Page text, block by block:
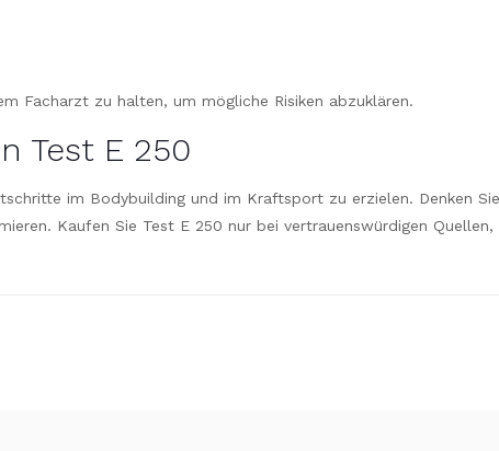
Facharzt zu halten, um mögliche Risiken abzuklären.
Test E 250
im Bodybuilding und im Kraftsport zu erzielen. Denken
Kaufen Sie Test E 250 nur bei vertrauenswürdigen